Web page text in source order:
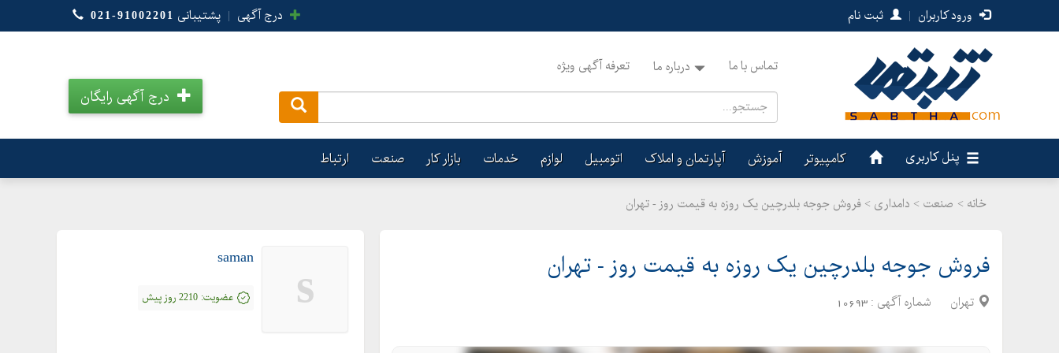
ورود کاربران | ثبت نام درج آگهی | پشتیبانی 021-91002201
تماس با ما درباره ما تعرفه آگهی ویژه
درج آگهی رایگان
پنل کاربری کامپیوتر آموزش آپارتمان و املاک اتومبیل لوازم خدمات بازار کار صنعت ارتباط
خانه > صنعت > دامداری > فروش جوجه بلدرچین یک روزه به قیمت روز - تهران
فروش جوجه بلدرچین یک روزه به قیمت روز - تهران
تهران شماره آگهی : 10693
s
saman
عضویت: 2210 روز پیش